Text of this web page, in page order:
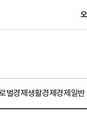
벌경제생활경제경제일반